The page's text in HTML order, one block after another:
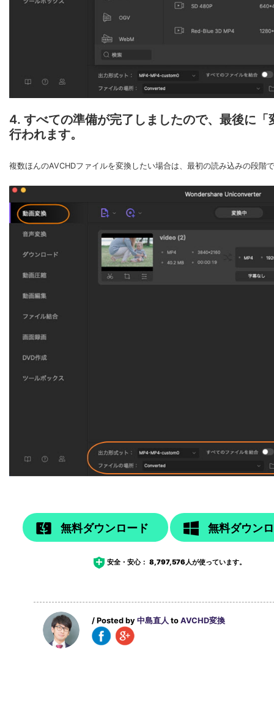
4. すべての準備が完了しましたので、最後に
行われます。
複数ほんのAVCHDファイルを変換したい場合は、最初の読み込みの段
無料ダウンロード 無料ダウン
安全・安心： 8,797,576人が使っています。
/ Posted by 中島直人 to AVCHD変換